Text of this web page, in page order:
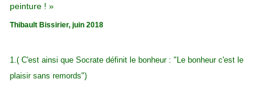
peinture ! »
Thibault Bissirier, juin 2018
1.( C'est ainsi que Socrate définit le bonheur : "Le bonheur c'est le
plaisir sans remords")